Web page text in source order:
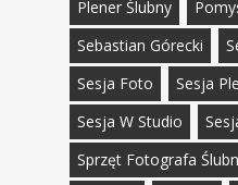
Plener Ślubny
Sebastian Górecki
Sesja Foto
Sesja
Sesja W Studio
Sprzęt Fotografa